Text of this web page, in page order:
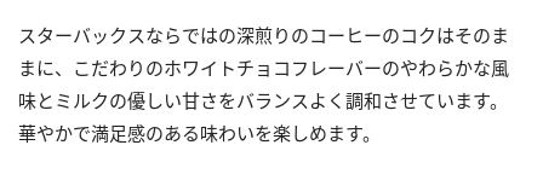
スターバックスならではの深煎りのコーヒーのコクはそのま
まに、こだわりのホワイトチョコフレーバーのやわらかな風
味とミルクの優しい甘さをバランスよく調和させています。
華やかで満足感のある味わいを楽しめます。